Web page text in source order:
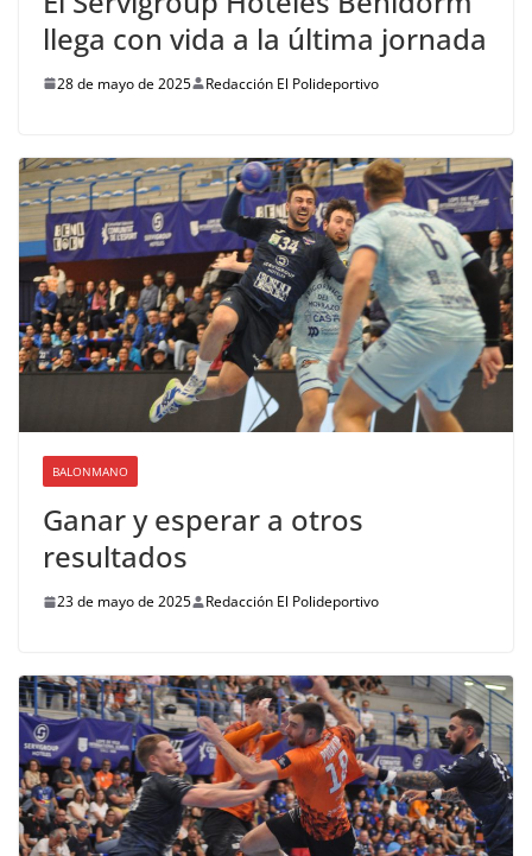
llega con vida a la última jornada
28 de mayo de 2025 Redacción El Polideportivo
BALONMANO
Ganar y esperar a otros
resultados
23 de mayo de 2025 Redacción El Polideportivo